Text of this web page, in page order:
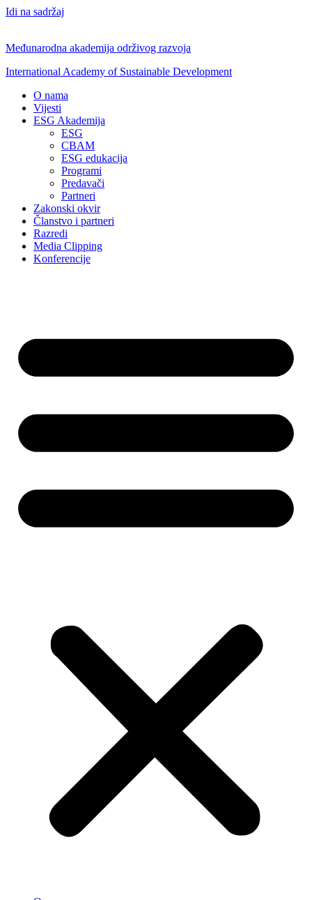
Idi na sadržaj
Međunarodna akademija održivog razvoja
International Academy of Sustainable Development
O nama
Vijesti
ESG Akademija
ESG
CBAM
ESG edukacija
Programi
Predavači
Partneri
Zakonski okvir
Članstvo i partneri
Razredi
Media Clipping
Konferencije